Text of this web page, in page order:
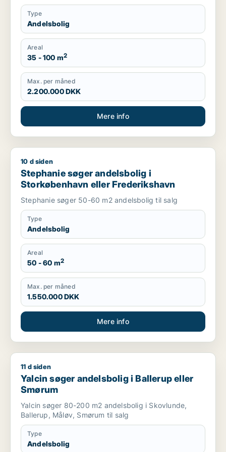
Type
Andelsbolig
Areal
35 - 100 m2
Max. per måned
2.200.000 DKK
Mere info
Stephanie søger andelsbolig i Storkøbenhavn eller
10 d siden
Stephanie søger andelsbolig i
Storkøbenhavn eller Frederikshavn
Stephanie søger 50-60 m2 andelsbolig til salg
Type
Andelsbolig
Areal
50 - 60 m2
Max. per måned
1.550.000 DKK
Mere info
Yalcin søger andelsbolig i Ballerup eller Smørum
11 d siden
Yalcin søger andelsbolig i Ballerup eller
Smørum
Yalcin søger 80-200 m2 andelsbolig i Skovlunde,
Ballerup, Måløv, Smørum til salg
Type
Andelsbolig